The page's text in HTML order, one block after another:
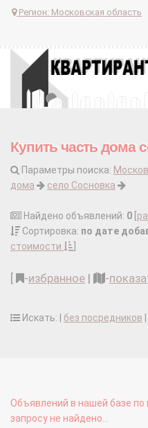
Регион: Московская область
Купить часть дома
Параметры поиска:
дома
село Сосновка
Найдено объявлений: 0
Сортировка: по дате
стоимости
-избранное | -
Искать: | без посредников
Объявлений в нашей базе
запросу не найдено...